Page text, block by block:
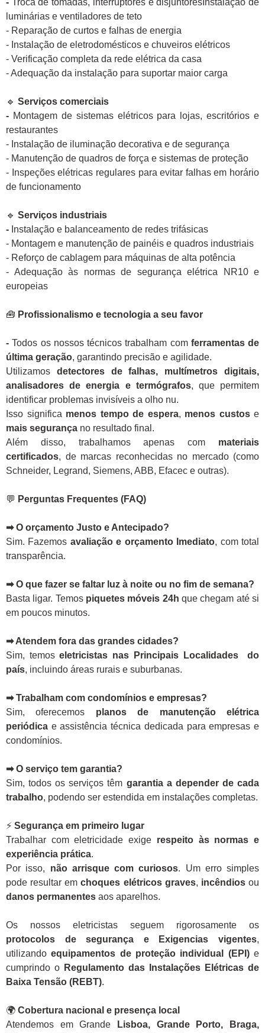
-
Troca de tomadas, interruptores e disjuntoresInstalação de
luminárias e ventiladores de teto
- Reparação de curtos e falhas de energia
- Instalação de eletrodomésticos e chuveiros elétricos
- Verificação completa da rede elétrica da casa
- Adequação da instalação para suportar maior carga
🔹 Serviços comerciais
- Montagem de sistemas elétricos para lojas, escritórios e
restaurantes
- Instalação de iluminação decorativa e de segurança
- Manutenção de quadros de força e sistemas de proteção
- Inspeções elétricas regulares para evitar falhas em horário
de funcionamento
🔹 Serviços industriais
- Instalação e balanceamento de redes trifásicas
- Montagem e manutenção de painéis e quadros industriais
- Reforço de cablagem para máquinas de alta potência
- Adequação às normas de segurança elétrica NR10 e
europeias
🧰 Profissionalismo e tecnologia a seu favor
-Todos os nossos técnicos trabalham com ferramentas de
última geração, garantindo precisão e agilidade.
Utilizamos detectores de falhas, multímetros digitais,
analisadores de energia e termógrafos, que permitem
identificar problemas invisíveis a olho nu.
Isso significa menos tempo de espera, menos custose
mais segurança no resultado final.
Além disso, trabalhamos apenas com materiais
certificados, de marcas reconhecidas no mercado (como
Schneider, Legrand, Siemens, ABB, Efacec e outras).
💬 Perguntas Frequentes (FAQ)
➡ O orçamento Justo e Antecipado?
Sim. Fazemos avaliação e orçamento Imediato, com total
transparência.
➡ O que fazer se faltar luz à noite ou no fim de semana?
Basta ligar. Temos piquetes móveis 24h que chegam até si
em poucos minutos.
➡ Atendem fora das grandes cidades?
Sim, temoseletricistas nas Principais Localidades do
país, incluindo áreas rurais e suburbanas.
➡ Trabalham com condomínios e empresas?
Sim, oferecemos planos de manutenção elétrica
periódica e assistência técnica dedicada para empresas e
condomínios.
➡ O serviço tem garantia?
Sim, todos os serviços têm garantia a depender de cada
trabalho, podendo ser estendida em instalações completas.
⚡ Segurança em primeiro lugar
Trabalhar com eletricidade exige respeito às normas e
experiência prática.
Por isso, não arrisque com curiosos. Um erro simples
pode resultar emchoques elétricos graves, incêndiosou
danos permanentes aos aparelhos.
Os nossos eletricistas seguem rigorosamente os
protocolos de segurança e Exigencias vigentes,
utilizandoequipamentos de proteção individual (EPI)e
cumprindo o Regulamento das Instalações Elétricas de
Baixa Tensão (REBT).
🌍 Cobertura nacional e presença local
Atendemos em Grande
Lisboa, Grande Porto, Braga,